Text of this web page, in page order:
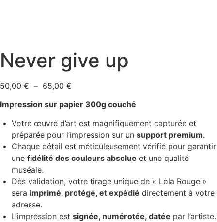
Never give up
50,00 € – 65,00 €
Impression sur papier 300g couché
Votre œuvre d’art est magnifiquement capturée et
préparée pour l’impression sur un support premium.
Chaque détail est méticuleusement vérifié pour garantir
une fidélité des couleurs absolue et une qualité
muséale.
Dès validation, votre tirage unique de « Lola Rouge »
sera imprimé, protégé, et expédié directement à votre
adresse.
L’impression est signée, numérotée, datée par l’artiste.